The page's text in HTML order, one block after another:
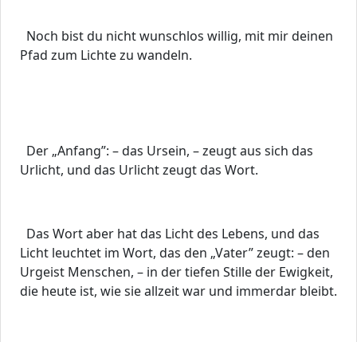
Noch bist du nicht wunschlos willig, mit mir deinen
Pfad zum Lichte zu wandeln.
Der „Anfang”: – das Ursein, – zeugt aus sich das
Urlicht, und das Urlicht zeugt das Wort.
Das Wort aber hat das Licht des Lebens, und das
Licht leuchtet im Wort, das den „Vater” zeugt: – den
Urgeist Menschen, – in der tiefen Stille der Ewigkeit,
die heute ist, wie sie allzeit war und immerdar bleibt.